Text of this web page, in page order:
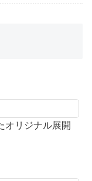
オリジナル展開